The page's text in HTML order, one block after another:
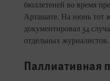
бюллетеней во время
Арташате. На июнь тот
документировал 34
отдельных журналистов.
Паллиативная